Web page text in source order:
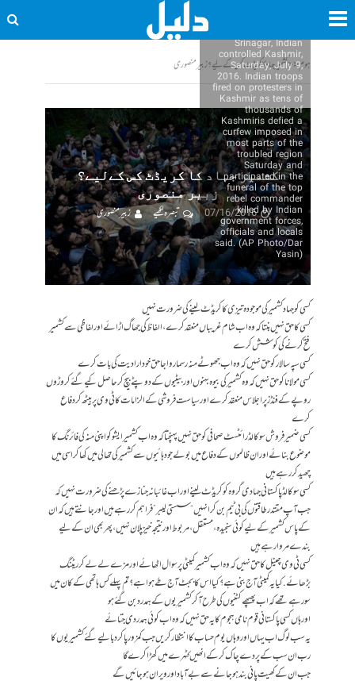
ہوم<<کشمیر جہاد کا کریڈٹ کس کےلیے؟ زبیر منصوری
کشمیر جہاد کا کریڈٹ کس کےلیے؟
زبیر منصوری
07/16/2016
تبصرہ لکھیے زبیر منصوری
Srinagar, Indian
controlled Kashmir,
Saturday, July 9,
2016. Indian troops
fired on protesters in
Kashmir as tens of
thousands of
Kashmiris defied a
curfew imposed in
most parts of the
troubled region
Saturday and
participated in the
funeral of the top
rebel commander
killed by Indian
government forces,
officials and locals
said. (AP Photo/Dar
Yasin)
کسی کو جہاد کشمیر کی موجودہ تیزی کا کریڈٹ لینے کی ضرورت نہیں
کسی کا حق نہیں بنتا کہ وہ اب شام غریباں منعقد کرے ، الفاظ کی جھاگ اڑائے اور لفاظی سے کشمیر
فتح کرنے کی کوشش کرے
کسی سپہ سالار کو حق نہیں کہ وہ اب جھوٹے منہ رسما رواجا حق خود ارادیت کی بات کرے
کسی مولانا کو حق نہیں کہ وہ کشمیر کی بیوہ بہنوں اور بیٹیوں کے دوپٹے بیچ کر حاصل کیے گئے کروڑوں
روپے کے فنڈز پر اجلاس منعقد کرے اور سیاست فروشی کے الزامات کا ٹی وی پر بیٹھ کر دفاع
کرے
کسی ضمیر فروش سو کالڈ رائٹسٹ صحافی کو حق نہیں پہنچتا کہ وہ اب کشمیر ایشو کو اپنی منہ کی فائرنگ کا
موضوع بنائے اور ان ظالموں کے دفاع میں بولے جو دہائیوں سے کشمیر کی تھالی میں کھا کر اسی میں
چھید کر رہے ہیں
کسی سو کالڈ پاکستانی جہادی گروہ کو کریڈٹ لینے اور اب غائبانہ جنازے پڑھنے کی ضرورت نہیں کہ
جب آپ مقتدر طاقتوں کی بی ٹیم بن کر انہیں “سستی لیبر” فراہم کر رہے ہیں اور جانتے ہیں کہ ان
کے پاس کشمیر کے لیے کوئی سنجیدہ، مستقل، مربوط اور نتیجہ خیز پلان نہیں، پھر بھی ان کے لیے
بندے مروا رہے ہیں
کسی ٹی وی چینل کا حق نہیں کہ وہ اب کشمیر کمیٹی پر سوال اٹھائے اور مزے لے لے کر ریٹنگ
بڑھائے. کیا یہ کمیٹی آج بنی ہے؟ کیا اس کا بجٹ آج طے ہوا ہے ؟ تم پہلے کس ہاتھی کے کان میں
سو رہے تھے کہ اب پھپھے کٹنیوں کی طرح آ کر کشمیریوں کے ہمدرد بن گئے ہو
اور ہاں کسی پاکستانی قوم نامی ہجوم کا یہ حق نہیں کہ وہ اب کوئی ہمدردی جتائے
یہ سب لوگ اب یہاں اور وہاں یوم حساب کا انتظار کریں جب کمزور پا کر دبا لیے گئے کشمیریوں کا
رب ان سب کے پردے چاک کر کے انھیں کٹہرے میں کھڑا کرے گا
جب ان کے کھیت پانی بند ہو جانے سے بے آباد اور ویران ہو جائیں گے